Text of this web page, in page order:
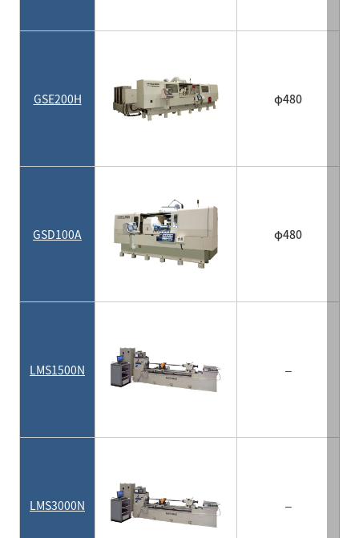
GSE200H φ480
GSD100A φ480
LMS1500N –
LMS3000N –